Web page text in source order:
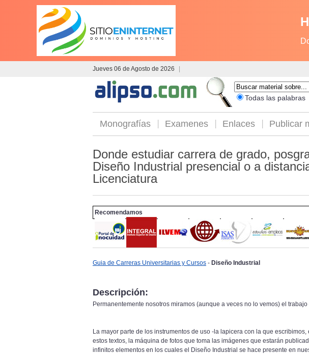
Jueves 06 de Agosto de 2026
Todas las palabras
Monografías Examenes Enlaces Publicar
Donde estudiar carrera de grado,
Diseño Industrial presencial o a
Licenciatura
Recomendamos
Guia de Carreras Universitarias y Cursos - Diseño Industrial
Descripción:
Permanentemente nosotros miramos (aunque a veces no lo vemos) el
La mayor parte de los instrumentos de uso -la lapicera con la que
estos textos, la máquina de fotos que toma las imágenes que estarán
infinitos elementos en los cuales el Diseño Industrial se hace presente en